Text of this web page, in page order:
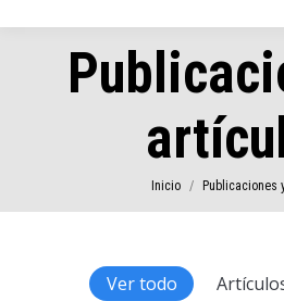
Estás aquí:
Inicio Publicaciones
Ver todo